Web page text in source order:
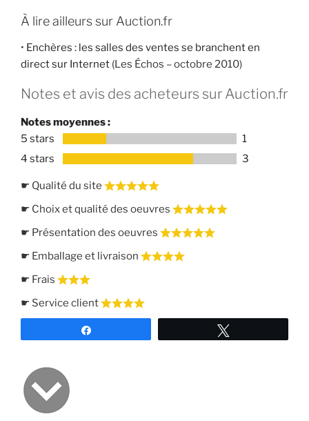
À lire ailleurs sur Auction.fr
• Enchères : les salles des ventes se branchent en
direct sur Internet (Les Échos – octobre 2010)
Notes et avis des acheteurs sur Auction.fr
Notes moyennes :
5 stars
1
4 stars
3
☛ Qualité du site
☛ Choix et qualité des oeuvres
☛ Présentation des oeuvres
☛ Emballage et livraison
☛ Frais
☛ Service client